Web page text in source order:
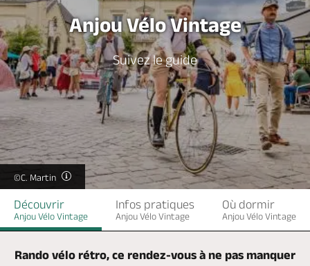
Agenda
Dormir, manger
Séjours, cadeaux
Billetterie en ligne
Anjou Vélo Vintage
Suivez le guide
©C. Martin
Découvrir
Anjou Vélo Vintage
Infos pratiques
Anjou Vélo Vintage
Où dormir
Anjou Vélo Vintage
Rando vélo rétro, ce rendez-vous à ne pas manquer